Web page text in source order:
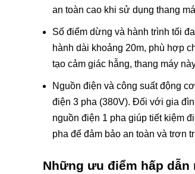
an toàn cao khi sử dụng thang
Số điểm dừng và hành trình tối
hành dài khoảng 20m, phù hợp
tạo cảm giác hẫng, thang máy
Nguồn điện và công suất động
điện 3 pha (380V). Đối với gia
nguồn điện 1 pha giúp tiết kiệm
pha để đảm bảo an toàn và trơn
Những ưu điểm hấp dẫn